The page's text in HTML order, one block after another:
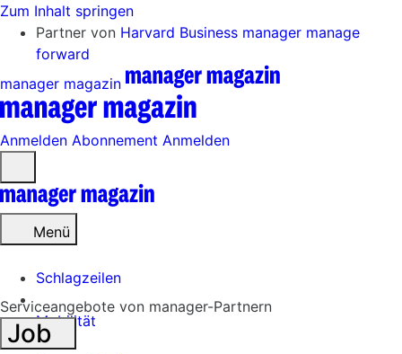
Zum Inhalt springen
Partner von Harvard Business manager manage
forward
manager magazin
Anmelden Abonnement Anmelden
öffnen
Menü
Schlagzeilen
Mobilität
Tech
Serviceangebote von manager-Partnern
Job